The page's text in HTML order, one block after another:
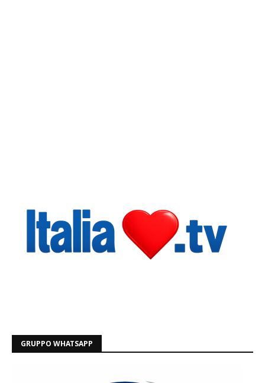
GRUPPO WHATSAPP